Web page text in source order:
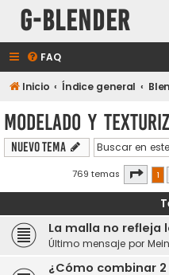
G-Blender
FAQ
Inicio Índice general
Modelado y
Nuevo Tema
769 temas 1
La malla no refleja
Último mensaje por
¿Cómo combinar